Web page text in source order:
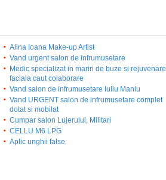
Alina Ioana Make-up Artist
Vand urgent salon de infrumusetare
Medic specializat in mariri de buze si rejuvenare
faciala caut colaborare
Vand salon de infrumusetare Iuliu Maniu
Vand URGENT salon de infrumusetare complet
dotat si mobilat
Cumpar salon Lujerului, Militari
CELLU M6 LPG
Aplic unghii false